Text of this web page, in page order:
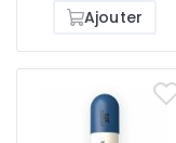
Ajouter